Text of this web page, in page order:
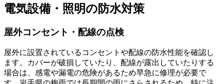
電気設備・照明の防水対策
屋外コンセント・配線の点検
屋外に設置されているコンセントや配線の防水性能を確認し
ます。カバーが破損していたり、配線が露出していたりする
場合は、感電や漏電の危険があるため早急に修理が必要で